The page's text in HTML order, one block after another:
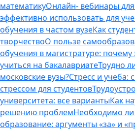
математикуОнлайн- вебинары для
эффективно использовать для
обучения в частом вузеКак
творчествоО пользе
обучения в магистратуре:
учиться на бакалавриатеТрудно
московские вузы?Стресс и учеба:
стрессом для студентов
университета: все вариантыКак
решению проблемНеобходимо
образование: аргументы «за» и